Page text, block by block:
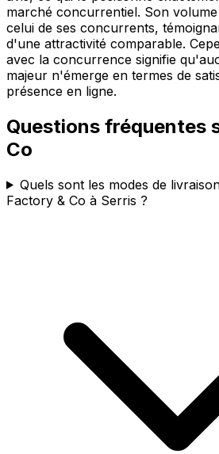
marché concurrentiel. Son
celui de ses concurrents,
d'une attractivité comparable.
avec la concurrence signifie
majeur n'émerge en termes de
présence en ligne.
Questions fréquentes
Co
Quels sont les modes de
Factory & Co à Serris ?